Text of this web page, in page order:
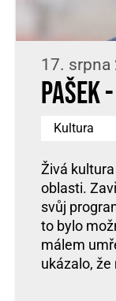
17. srpna
Pašek
Kultura
Živá
oblasti.
svůj
to bylo
málem
ukázalo,